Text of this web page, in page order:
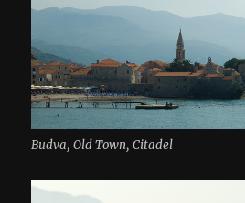
Budva, Old Town, Citadel